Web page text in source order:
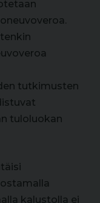
tutkimusten
tuloluokan
kalustolla ei